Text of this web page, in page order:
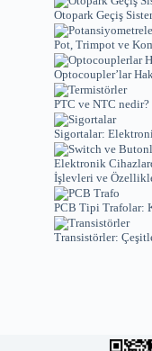
Otopark Geçiş
Pot, Trimpot ve
Optocoupler’lar
PTC ve NTC nedir?
Sigortalar:
Elektronik
İşlevleri ve
PCB Tipi Trafolar:
Transistörler: